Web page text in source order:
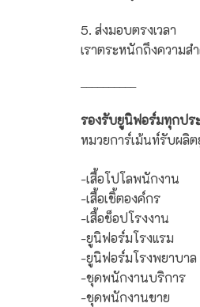
5. ส่งมอบตรงเวลา
เราตระหนักถึงความ
__________
รองรับยูนิฟอร์มทุกปร
หมวยการ์เม้นท์รับผลิ
-เสื้อโปโลพนักงาน
-เสื้อเชิ้ตองค์กร
-เสื้อช็อปโรงงาน
-ยูนิฟอร์มโรงแรม
-ยูนิฟอร์มโรงพยาบาล
-ชุดพนักงานบริการ
-ชุดพนักงานขาย